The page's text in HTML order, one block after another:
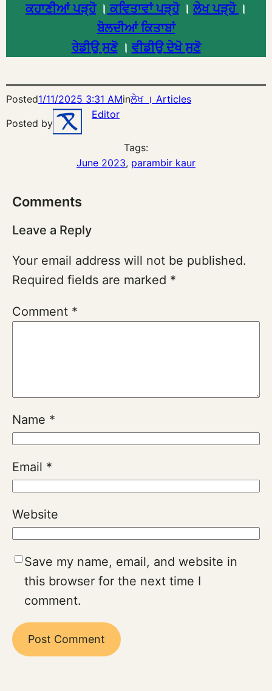
ਕਹਾਣੀਆਂ ਪੜ੍ਹੋ। ਕਵਿਤਾਵਾਂ ਪੜ੍ਹੋ।ਲੇਖ ਪੜ੍ਹੋ ।
ਬੋਲਦੀਆਂ ਕਿਤਾਬਾਂ
ਰੇਡੀਉ ਸੁਣੋ। ਵੀਡੀਉ ਦੇਖੋ ਸੁਣੋ
Posted1/11/2025 3:31 AMinਲੇਖ । Articles
Posted by
Editor
Tags:
June 2023, parambir kaur
Comments
Leave a Reply
Your email address will not be published.
Required fields are marked *
Comment *
Name *
Email *
Website
Save my name, email, and website in
this browser for the next time I
comment.